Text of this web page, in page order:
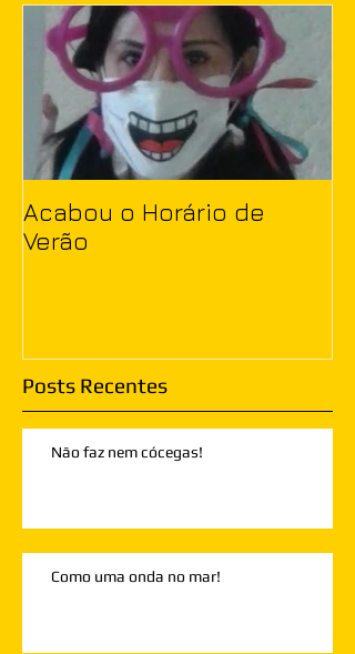
Acabou o Horário de
Verão
Posts Recentes
Não faz nem cócegas!
Como uma onda no mar!